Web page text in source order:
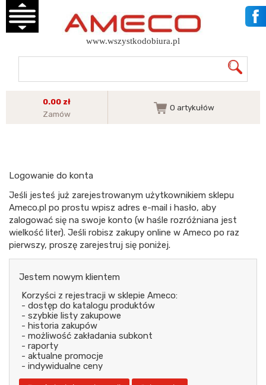
www.wszystkodobiura.pl
0.00 zł
Zamów
0 artykułów
Logowanie do konta
Jeśli jesteś już zarejestrowanym użytkownikiem sklepu
Ameco.pl po prostu wpisz adres e-mail i hasło, aby
zalogować się na swoje konto (w haśle rozróżniana jest
wielkość liter). Jeśli robisz zakupy online w Ameco po raz
pierwszy, proszę zarejestruj się poniżej.
Jestem nowym klientem
Korzyści z rejestracji w sklepie Ameco:
- dostęp do katalogu produktów
- szybkie listy zakupowe
- historia zakupów
- możliwość zakładania subkont
- raporty
- aktualne promocje
- indywidualne ceny